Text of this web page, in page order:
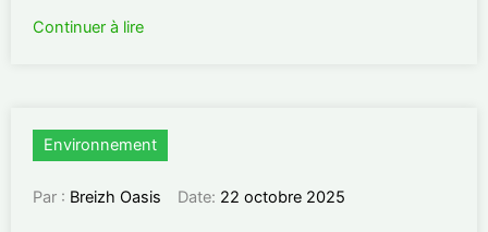
Continuer à lire
Environnement
Par : Breizh Oasis Date: 22 octobre 2025